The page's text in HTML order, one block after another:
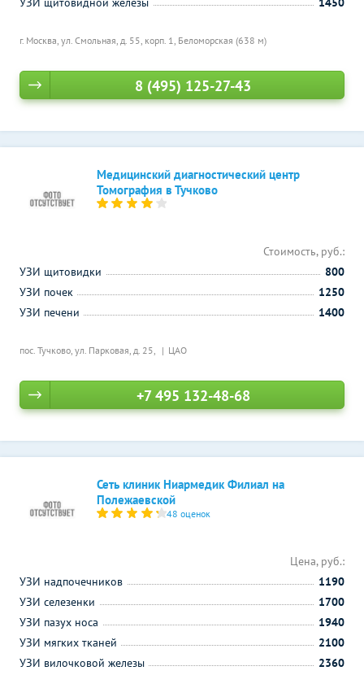
г. Москва, ул. Смольная, д. 55, корп. 1, Беломорская (638 м)
8 (495) 125-27-43
Медицинский диагностический центр
Томография в Тучково
пос. Тучково, ул. Парковая, д. 25, ЦАО
Стоимость, руб.:
УЗИ щитовидки
800
УЗИ почек
1250
УЗИ печени
1400
+7 495 132-48-68
Сеть клиник Ниармедик Филиал на
Полежаевской
48 оценок
Цена, руб.:
УЗИ надпочечников
1190
УЗИ селезенки
1700
УЗИ пазух носа
1940
УЗИ мягких тканей
2100
УЗИ вилочковой железы
2360